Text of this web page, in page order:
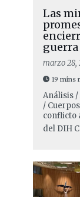
Las
guerra
marzo 28,
19 mins
Análisis
/
conflicto
del DIH